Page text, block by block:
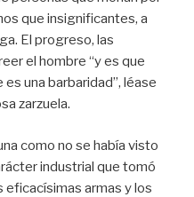
que insignificantes, a
El progreso, las
el hombre “y es que
una barbaridad”, léase
zarzuela.
como no se había visto
industrial que tomó
eficacísimas armas y los